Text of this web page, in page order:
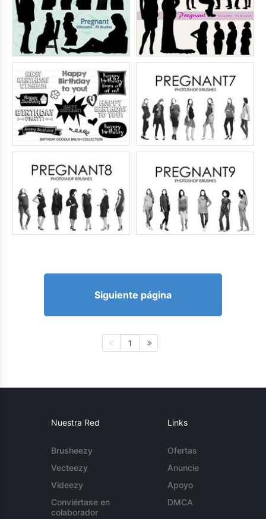
Siguiente página
1
Nuestra Red
Brusheezy
Vecteezy
Videezy
Conviértase en
colaborador
Links
Ofertas
Anuncie
Apoyo
DMCA